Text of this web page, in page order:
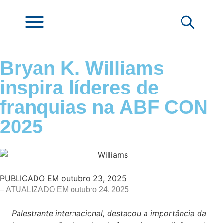
Bryan K. Williams
inspira líderes de
franquias na ABF CON
2025
PUBLICADO EM outubro 23, 2025
– ATUALIZADO EM outubro 24, 2025
Palestrante internacional, destacou a importância da